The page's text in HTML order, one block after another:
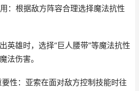
：根据敌方阵容合理选择魔法抗性
英雄时，选择“巨人腰带”等魔法抗性
法伤害。
性：亚索在面对敌方控制技能时往